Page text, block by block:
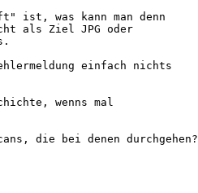
ist, was kann man denn
als Ziel JPG oder
einfach nichts
wenns mal
die bei denen durchgehen?